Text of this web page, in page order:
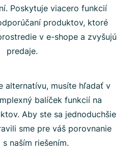
Poskytuje viacero funkcií
produktov, ktoré
v e-shope a zvyšujú
predaje.
alternatívu, musíte hľadať v
balíček funkcií na
Aby ste sa jednoduchšie
sme pre váš porovnanie
s naším riešením.